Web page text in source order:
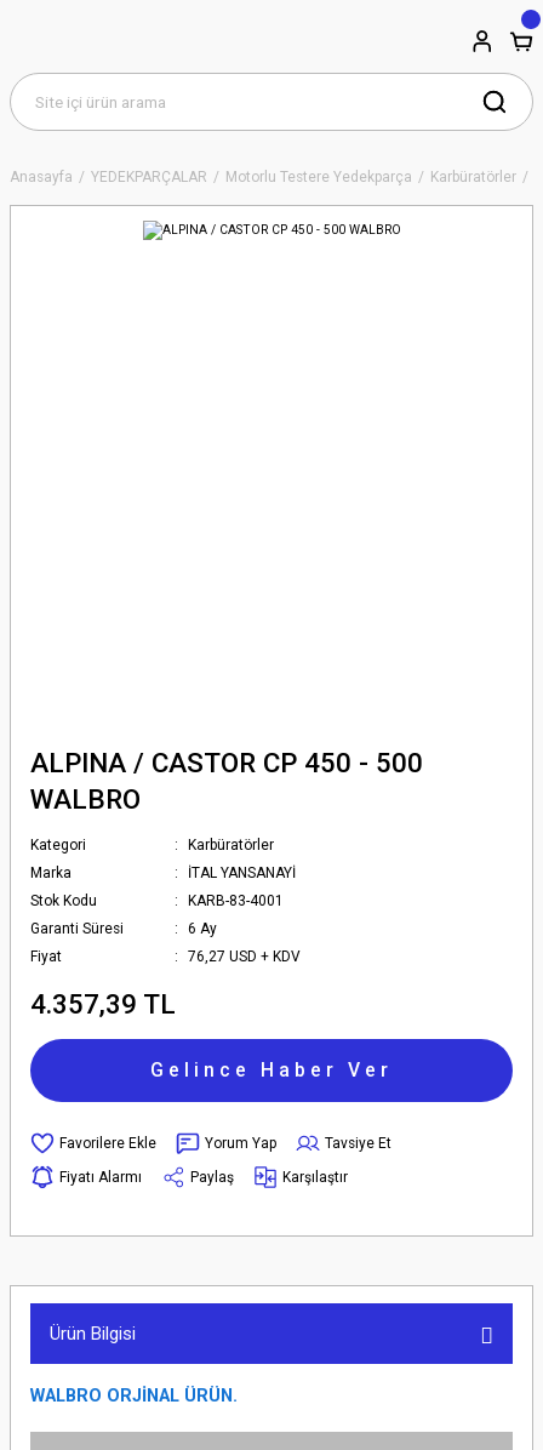
Anasayfa YEDEKPARÇALAR Motorlu Testere Yedekparça Karbüratörler
ALPINA / CASTOR CP 450 - 500
WALBRO
Kategori
Karbüratörler
Marka
İTAL YANSANAYİ
Stok Kodu
KARB-83-4001
Garanti Süresi
6 Ay
Fiyat
76,27 USD + KDV
4.357,39 TL
Gelince Haber Ver
Yorum Yap
Tavsiye Et
Fiyatı Alarmı
Paylaş Karşılaştır
Ürün Bilgisi
WALBRO ORJİNAL ÜRÜN.